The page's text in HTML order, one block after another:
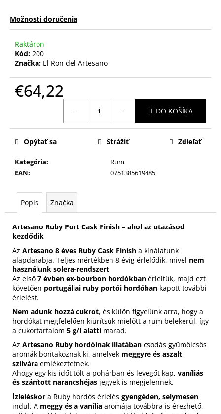
Možnosti doručenia
Raktáron
Kód: 200
Značka: El Ron del Artesano
€64,22
DO KOŠÍKA
Kategória:
Rum
EAN: 0751385619485
Opýtať sa Strážiť Zdieľať
Popis Značka
Artesano Ruby Port Cask Finish – ahol az utazásod
kezdődik
Az Artesano 8 éves Ruby Cask Finish a kínálatunk
alapdarabja. Teljes mértékben 8 évig érlelődik, mivel nem
használunk solera-rendszert.
Az első 7 évben ex-bourbon hordókban érleltük, majd ezt
követően portugáliai ruby portói hordóban kapott további
érlelést.
Nem adunk hozzá cukrot, és külön figyelünk arra, hogy a
hordókat megfelelően kiürítsük mielőtt a rum belekerül, így
a cukortartalom 5 g/l alatti marad.
Az Artesano Ruby hordóinak illatában csodás gyümölcsös
aromák bontakoznak ki, amelyek meggyre és aszalt
szilvára emlékeztetnek.
Ahogy egy kis időt tölt a pohárban és levegőt kap, vaníliás
és szárított narancshéjas jegyek is megjelennek.
Ízleléskor a Ruby hordós érlelés gyengéden, selymesen
indul. A meggy és a vanília aromája továbbra is érezhető,